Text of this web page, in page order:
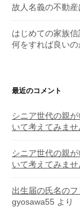
故人名義の不動
はじめての家族
何をすれば良いの
最近のコメント
シニア世代の親
いて考えてみませ
シニア世代の親
いて考えてみませ
出生届の氏名の
gyosawa55 より